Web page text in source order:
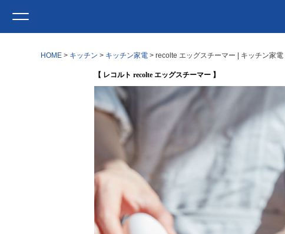
HOME キッチン キッチン家電 recolte エッグスチーマー | キッチン家
【 レコルト recolte エッグスチーマー 】